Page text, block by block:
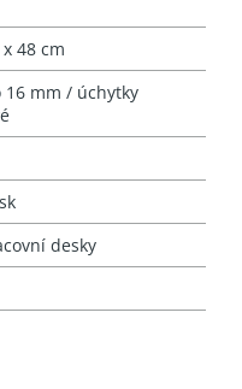
48 cm
16 mm / úchytky
desky